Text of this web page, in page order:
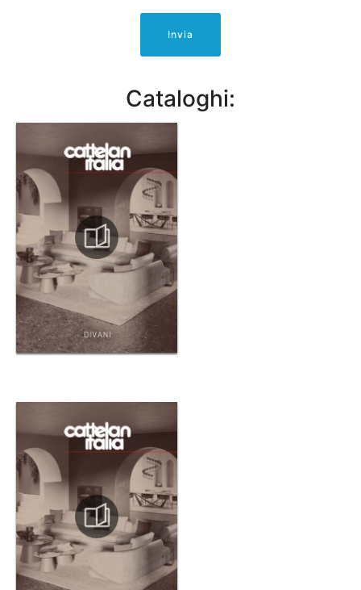
Invia
Cataloghi: